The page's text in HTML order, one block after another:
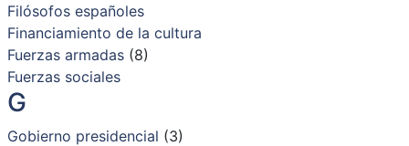
Filósofos españoles
Financiamiento de la cultura
Fuerzas armadas(8)
Fuerzas sociales
G
Gobierno presidencial (3)